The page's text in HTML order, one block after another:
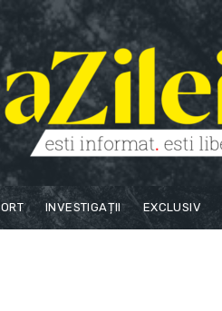
INVESTIGAȚII EXCLUSIV